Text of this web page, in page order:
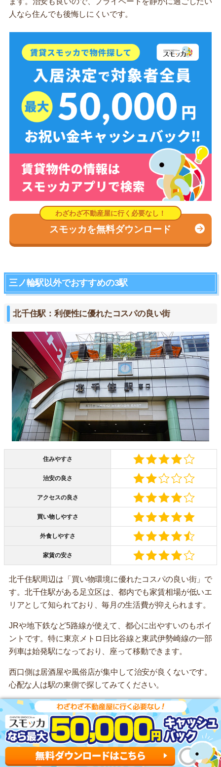
人なら住んでも後悔しにくいです。
スモッカを無料ダウンロード
三ノ輪駅以外でおすすめの3駅
北千住駅：利便性に優れたコスパの良い街
住みやすさ
治安の良さ
アクセスの良さ
買い物しやすさ
外食しやすさ
家賃の安さ
北千住駅周辺は「買い物環境に優れたコスパの良い街」で
す。北千住駅がある足立区は、都内でも家賃相場が低いエ
リアとして知られており、毎月の生活費が抑えられます。
JRや地下鉄など5路線が使えて、都心に出やすいのもポイ
ントです。特に東京メトロ日比谷線と東武伊勢崎線の一部
列車は始発駅になっており、座って移動できます。
西口側は居酒屋や風俗店が集中して治安が良くないです。
心配な人は駅の東側で探してみてください。
北千住駅の物件を探す
▶北千住駅の住みやすさ解説はこちら